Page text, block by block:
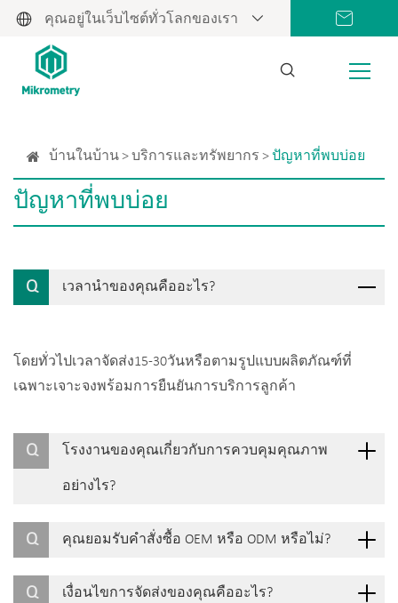
คุณอยู่ในเว็บไซต์ทั่วโลกของเรา
บ้านในบ้าน บริการและทรัพยากร ปัญหาที่พบบ่อย
ปัญหาที่พบบ่อย
Q เวลานำของคุณคืออะไร?
โดยทั่วไปเวลาจัดส่ง15-30วันหรือตามรูปแบบผลิตภัณฑ์ที่
เฉพาะเจาะจงพร้อมการยืนยันการบริการลูกค้า
Q โรงงานของคุณเกี่ยวกับการควบคุมคุณภาพ
อย่างไร?
Q คุณยอมรับคำสั่งซื้อ OEM หรือ ODM หรือไม่?
Q เงื่อนไขการจัดส่งของคุณคืออะไร?